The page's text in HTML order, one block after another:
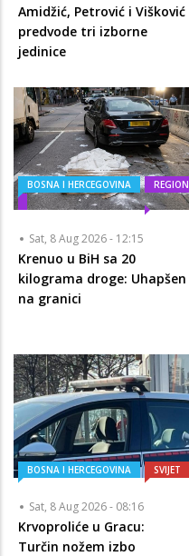
Amidžić, Petrović i Višković
predvode tri izborne
jedinice
BOSNA I HERCEGOVINA REGION
Sat, 8 Aug 2026 - 12:15
Krenuo u BiH sa 20
kilograma droge: Uhapšen
na granici
BOSNA I HERCEGOVINA SVIJET
Sat, 8 Aug 2026 - 08:16
Krvoproliće u Gracu:
Turčin nožem izbo